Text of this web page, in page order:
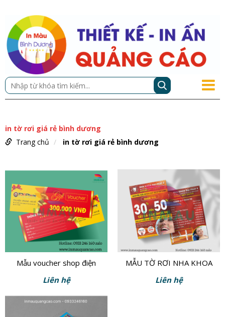
in tờ rơi giá rẻ bình dương
Trang chủ
in tờ rơi giá rẻ bình dương
Mẫu voucher shop điện
thoại
Liên hệ
MẪU TỜ RƠI NHA KHOA
ĐẸP
Liên hệ